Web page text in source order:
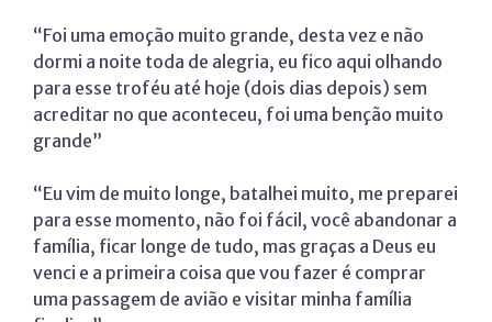
“Foi uma emoção muito grande, desta vez e não
dormi a noite toda de alegria, eu fico aqui olhando
para esse troféu até hoje (dois dias depois) sem
acreditar no que aconteceu, foi uma benção muito
grande”
“Eu vim de muito longe, batalhei muito, me preparei
para esse momento, não foi fácil, você abandonar a
família, ficar longe de tudo, mas graças a Deus eu
venci e a primeira coisa que vou fazer é comprar
uma passagem de avião e visitar minha família